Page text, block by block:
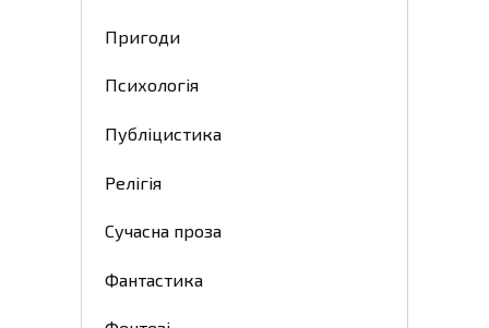
Пригоди
Психологія
Публіцистика
Релігія
Сучасна проза
Фантастика